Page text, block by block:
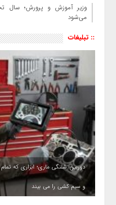
وزیر آموزش‌ و پرورش؛ سال
می‌شود
:: تبلیغات
دوربین شلنگی ماری؛ ابزاری که
و سیم کشی را می بیند